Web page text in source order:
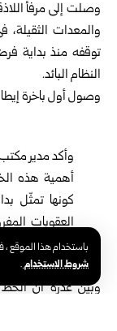
باستخدام هذا الموقع ،
شروط الاستخدام.
وصلت إلى مرفأ
والمعدات الثقيلة،
توقفه منذ بداية
النظام البائد.
وأكد مدير مكتب
أهمية هذه
كونها تمثّل
العقوبات
المتزايدة
وبيّن عدره أن الخط